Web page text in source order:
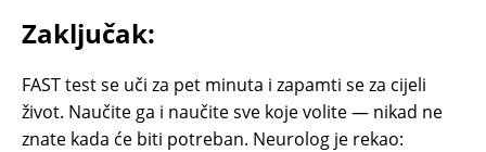
Zaključak:
FAST test se uči za pet minuta i zapamti se za cijeli
život. Naučite ga i naučite sve koje volite — nikad ne
znate kada će biti potreban. Neurolog je rekao: